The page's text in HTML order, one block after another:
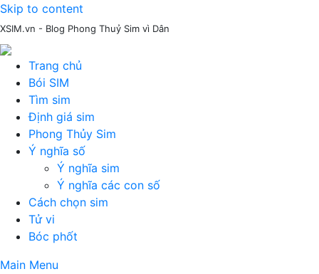
Skip to content
XSIM.vn - Blog Phong Thuỷ Sim vì Dân
Trang chủ
Bói SIM
Tìm sim
Định giá sim
Phong Thủy Sim
Ý nghĩa số
Ý nghĩa sim
Ý nghĩa các con số
Cách chọn sim
Tử vi
Bóc phốt
Main Menu